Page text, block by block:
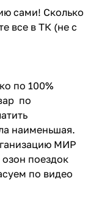
сами! Сколько
все в ТК (не с
по 100%
по
наименьшая.
МИР
поездок
по видео